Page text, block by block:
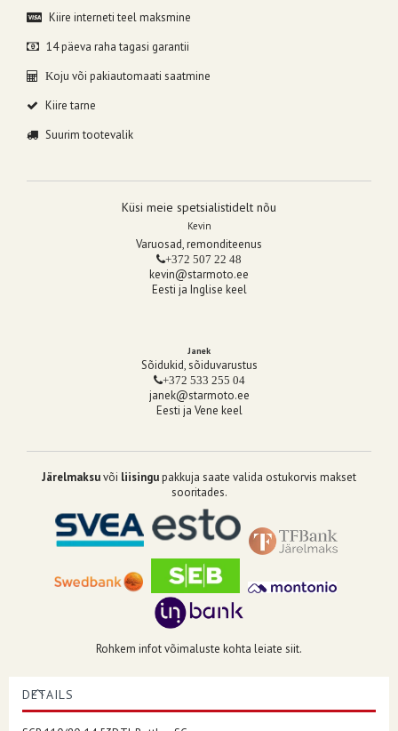
Kiire interneti teel maksmine
14 päeva raha tagasi garantii
Koju või pakiautomaati saatmine
Kiire tarne
Suurim tootevalik
Küsi meie spetsialistidelt nõu
Kevin
Varuosad, remonditeenus
+372 507 22 48
kevin@starmoto.ee
Eesti ja Inglise keel
Janek
Sõidukid, sõiduvarustus
+372 533 255 04
janek@starmoto.ee
Eesti ja Vene keel
Järelmaksuvõi liisingupakkuja saate valida ostukorvis makset
sooritades.
Rohkem infot võimaluste kohta leiate siit.
DETAILS